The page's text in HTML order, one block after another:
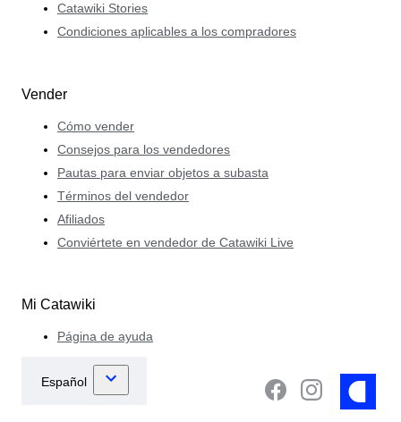
Catawiki Stories
Condiciones aplicables a los compradores
Vender
Cómo vender
Consejos para los vendedores
Pautas para enviar objetos a subasta
Términos del vendedor
Afiliados
Conviértete en vendedor de Catawiki Live
Mi Catawiki
Página de ayuda